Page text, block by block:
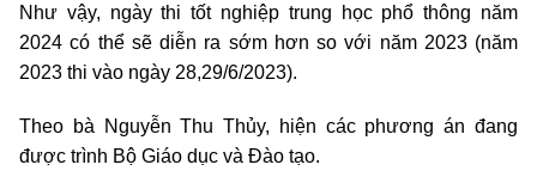
Như vậy, ngày thi tốt nghiệp trung học phổ thông năm
2024 có thể sẽ diễn ra sớm hơn so với năm 2023 (năm
2023 thi vào ngày 28,29/6/2023).
Theo bà Nguyễn Thu Thủy, hiện các phương án đang
được trình Bộ Giáo dục và Đào tạo.